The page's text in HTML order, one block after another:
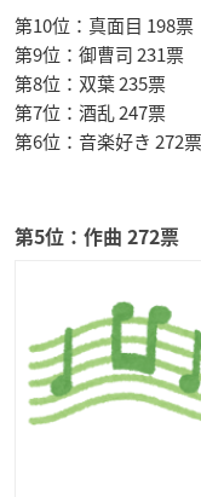
第10位：真面目 198票
第9位：御曹司 231票
第8位：双葉 235票
第7位：酒乱 247票
第6位：音楽好き 272票
第5位：作曲 272票